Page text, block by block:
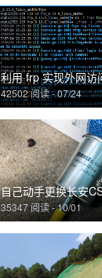
42502 阅读 - 07/24
35347 阅读 - 10/01